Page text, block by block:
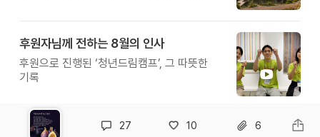
후원자님께 전하는 8월의 인사
후원으로 진행된 ‘청년드림캠프’, 그 따뜻한
기록
27 10 6